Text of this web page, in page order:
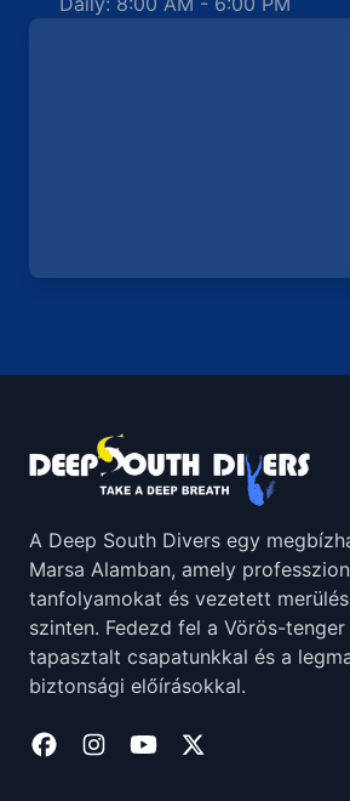
A Deep South Divers egy
Marsa Alamban, amely
tanfolyamokat és vezetett
szinten. Fedezd fel a Vörös-
tapasztalt csapatunkkal és a
biztonsági előírásokkal.